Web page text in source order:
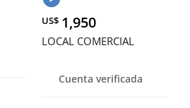
US$ 1,950
LOCAL COMERCIAL
Cuenta verificada